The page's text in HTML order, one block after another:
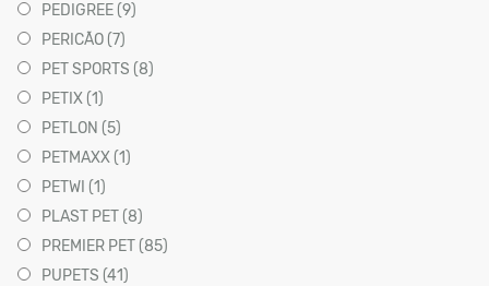
PEDIGREE (9)
PERICÃO (7)
PET SPORTS (8)
PETIX (1)
PETLON (5)
PETMAXX (1)
PETWI (1)
PLAST PET (8)
PREMIER PET (85)
PUPETS (41)